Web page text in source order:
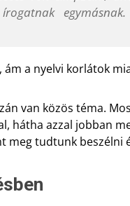
a nyelvi korlátok
van közös téma.
hátha azzal jobban
meg tudtunk beszélni